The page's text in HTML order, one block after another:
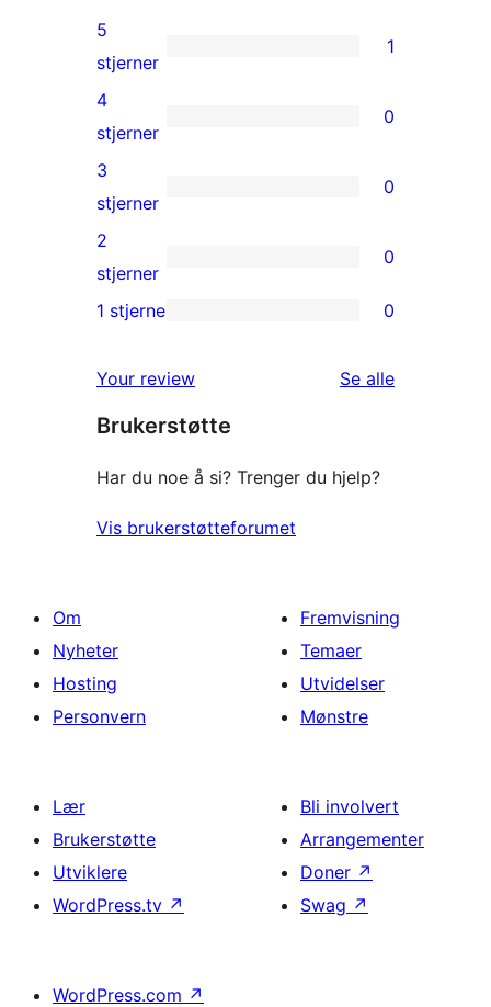
1
5-
star
review
5
stjerner
1
0
4-
star
reviews
4
stjerner
0
0
3-
star
reviews
3
stjerner
0
0
2-
reviews
2
stjerner
0
star
reviews
1 stjerne 0
Your review Se alleomtalene
Brukerstøtte
Har du noe å si? Trenger du hjelp?
Vis brukerstøtteforumet
Om
Nyheter
Hosting
Personvern
Fremvisning
Temaer
Utvidelser
Mønstre
Lær
Brukerstøtte
Utviklere
WordPress.tv ↗
Bli involvert
Arrangementer
Doner ↗
Swag ↗
WordPress.com ↗